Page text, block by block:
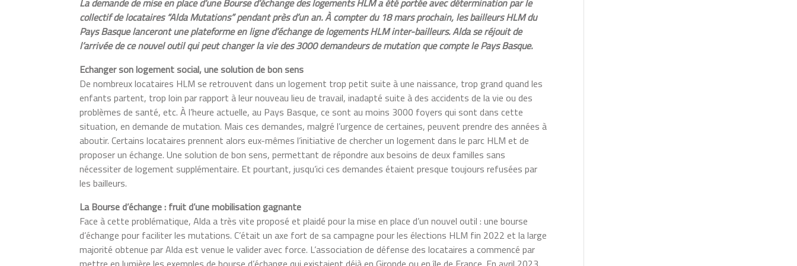
collectif de locataires “Alda Mutations” pendant près d’un an. À compter du 18 mars prochain, les bailleurs HLM du
Pays Basque lanceront une plateforme en ligne d’échange de logements HLM inter-bailleurs. Alda se réjouit de
l’arrivée de ce nouvel outil qui peut changer la vie des 3000 demandeurs de mutation que compte le Pays Basque.
Echanger son logement social, une solution de bon sens
De nombreux locataires HLM se retrouvent dans un logement trop petit suite à une naissance, trop grand quand les
enfants partent, trop loin par rapport à leur nouveau lieu de travail, inadapté suite à des accidents de la vie ou des
problèmes de santé, etc. À l’heure actuelle, au Pays Basque, ce sont au moins 3000 foyers qui sont dans cette
situation, en demande de mutation. Mais ces demandes, malgré l’urgence de certaines, peuvent prendre des années à
aboutir. Certains locataires prennent alors eux-mêmes l’initiative de chercher un logement dans le parc HLM et de
proposer un échange. Une solution de bon sens, permettant de répondre aux besoins de deux familles sans
nécessiter de logement supplémentaire. Et pourtant, jusqu’ici ces demandes étaient presque toujours refusées par
les bailleurs.
La Bourse d’échange : fruit d’une mobilisation gagnante
Face à cette problématique, Alda a très vite proposé et plaidé pour la mise en place d’un nouvel outil : une bourse
d’échange pour faciliter les mutations. C’était un axe fort de sa campagne pour les élections HLM fin 2022 et la large
majorité obtenue par Alda est venue le valider avec force. L’association de défense des locataires a commencé par